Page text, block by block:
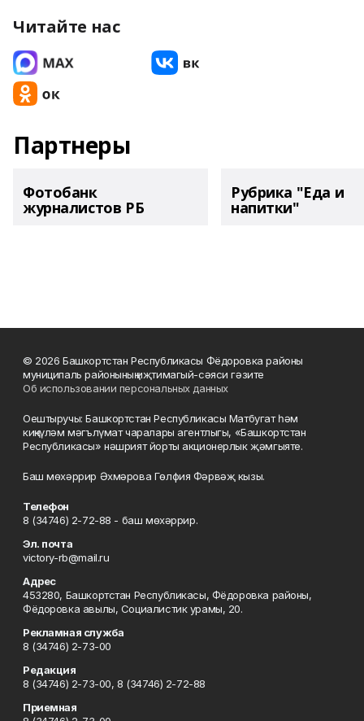
Читайте нас
Партнеры
Фотобанк
журналистов РБ
Рубрика "Еда и
напитки"
© 2026 Башкортстан Республикасы Фёдоровка районы
муниципаль районының иҗтимагый-сәяси гәзите
Об использовании персональных данных
Оештыручы: Башкортстан Республикасы Матбугат һәм
киңкүләм мәгълүмат чаралары агентлыгы, «Башкортстан
Республикасы» нәшрият йорты акционерлык җәмгыяте.
Баш мөхәррир Әхмәрова Гөлфия Фәрвәҗ кызы.
Телефон
8 (34746) 2-72-88 - баш мөхәррир.
Эл. почта
victory-rb@mail.ru
Адрес
453280, Башкортстан Республикасы, Фёдоровка районы,
Фёдоровка авылы, Социалистик урамы, 20.
Рекламная служба
8 (34746) 2-73-00
Редакция
8 (34746) 2-73-00, 8 (34746) 2-72-88
Приемная